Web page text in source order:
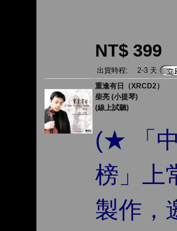
NT$ 399
出貨時程:
2-3 天
重逢有日（XRCD2）
柴亮 (小提琴)
(線上試聽)
(★ 「
榜」上
製作，